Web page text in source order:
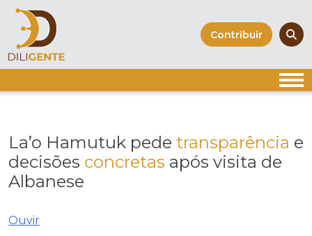
Skip
content
Contribuir
La’o Hamutuk pede transparência e
decisões concretas após visita de
Albanese
Ouvir